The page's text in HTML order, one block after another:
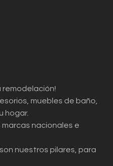
remodelación!
muebles de baño,
hogar.
marcas nacionales e
nuestros pilares, para